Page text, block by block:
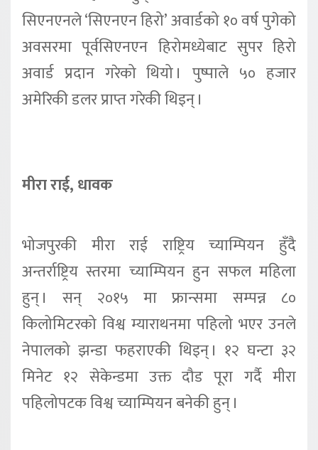
सिएनएनले ‘सिएनएन हिरो’ अवार्डको १० वर्ष पुगेको
अवसरमा पूर्वसिएनएन हिरोमध्येबाट सुपर हिरो
अवार्ड प्रदान गरेको थियो । पुष्पाले ५० हजार
अमेरिकी डलर प्राप्त गरेकी थिइन् ।
मीरा राई, धावक
भोजपुरकी मीरा राई राष्ट्रिय च्याम्पियन हुँदै
अन्तर्राष्ट्रिय स्तरमा च्याम्पियन हुन सफल महिला
हुन् । सन् २०१५ मा फ्रान्समा सम्पन्न ८०
किलोमिटरको विश्व म्याराथनमा पहिलो भएर उनले
नेपालको झन्डा फहराएकी थिइन् । १२ घन्टा ३२
मिनेट १२ सेकेन्डमा उक्त दौड पूरा गर्दै मीरा
पहिलोपटक विश्व च्याम्पियन बनेकी हुन् ।